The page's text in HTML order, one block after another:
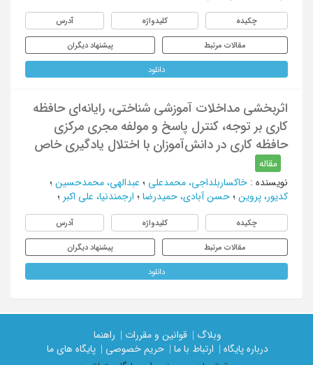
چکیده کلیدواژه آدرس
مقالات مرتبط پیشنهاد دیگران
دانلود
اثربخشی مداخلات آموزشی شناختی، رایانه‌ای حافظه
کاری بر توجه، کنترل پاسخ و مولفه مجری مرکزی
حافظه کاری در دانش‌آموزان با اختلال یادگیری خاص
مقاله
نویسنده : خاکساربلداجی، محمدعلی ؛ عبدالهی، محمدحسین ؛
کدیور، پروین ؛ حسن آبادی، حمیدرضا ؛ ارجمندنیا، علی اکبر ؛
چکیده کلیدواژه آدرس
مقالات مرتبط پیشنهاد دیگران
دانلود
وبلاگ | قوانین و مقررات |
راهنما
درباره پایگاه |
ارتباط با ما | حریم خصوصی |
پایگاه های ما